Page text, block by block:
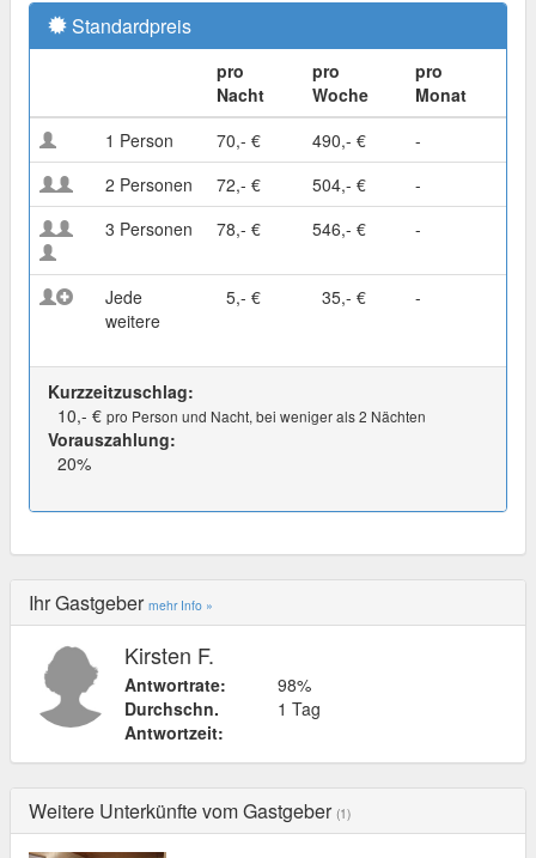
Standardpreis
pro
Nacht
pro
Woche
pro
Monat
1 Person
70,- € 490,- €
-
2 Personen
72,- € 504,- €
-
3 Personen
78,- € 546,- € -
Jede
weitere
5,- € 35,- € -
Kurzzeitzuschlag:
10,- € pro Person und Nacht, bei weniger als 2 Nächten
Vorauszahlung:
20%
Ihr Gastgeber mehr Info »
Kirsten F.
Antwortrate:
98%
Durchschn.
Antwortzeit:
1 Tag
Weitere Unterkünfte vom Gastgeber (1)